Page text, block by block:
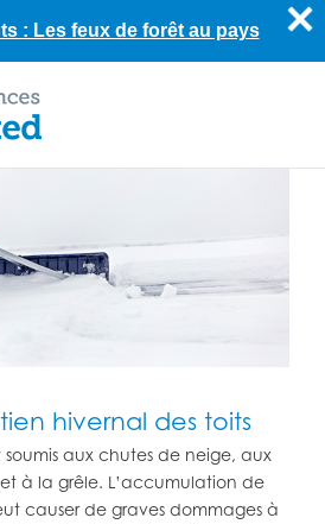
hivernal des toits
soumis aux chutes de neige, aux
à la grêle. L’accumulation de
causer de graves dommages à
: Les feux de forêt au pays